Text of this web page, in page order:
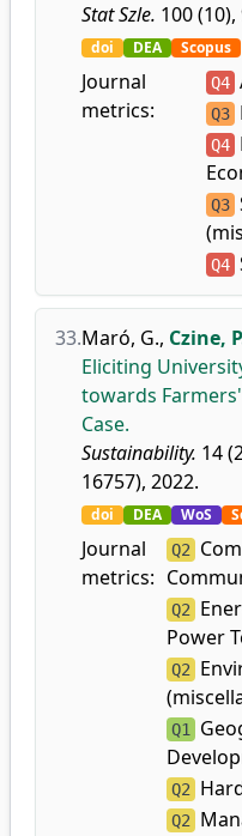
Stat Szle. 100
doi DEA Scopus
Journal
metrics:
Q4
Q3
Q4
Q3
Q4
33.Maró, G., Czine,
Eliciting
towards
Case.
Sustainability. 14
16757), 2022.
doi DEA WoS
Journal
metrics:
Q2
Q2
Power
Q2
Q1
Q2
Q2